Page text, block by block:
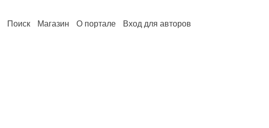
Поиск Магазин О портале Вход для авторов